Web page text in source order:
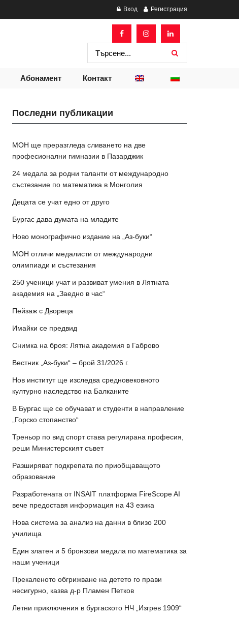
Вход Регистрация
Абонамент Контакт
Последни публикации
МОН ще преразгледа сливането на две
професионални гимназии в Пазарджик
24 медала за родни таланти от международно
състезание по математика в Монголия
Децата се учат едно от друго
Бургас дава думата на младите
Ново монографично издание на „Аз-буки“
МОН отличи медалисти от международни
олимпиади и състезания
250 ученици учат и развиват умения в Лятната
академия на „Заедно в час“
Пейзаж с Двореца
Имайки се предвид
Снимка на броя: Лятна академия в Габрово
Вестник „Аз-буки“ – брой 31/2026 г.
Нов институт ще изследва средновековното
културно наследство на Балканите
В Бургас ще се обучават и студенти в направление
„Горско стопанство“
Треньор по вид спорт става регулирана професия,
реши Министерският съвет
Разширяват подкрепата по приобщаващото
образование
Разработената от INSAIT платформа FireScope AI
вече предоставя информация на 43 езика
Нова система за анализ на данни в близо 200
училища
Един златен и 5 бронзови медала по математика за
наши ученици
Прекаленото обгрижване на детето го прави
несигурно, казва д-р Пламен Петков
Летни приключения в бургаското НЧ „Изгрев 1909“